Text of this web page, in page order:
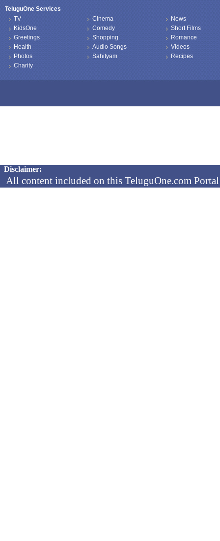
TeluguOne Services
TV
KidsOne
Greetings
Health
Photos
Charity
Cinema
Comedy
Shopping
Audio Songs
Sahityam
News
Short Films
Romance
Videos
Recipes
Disclaimer:
All content included on this TeluguOne.com